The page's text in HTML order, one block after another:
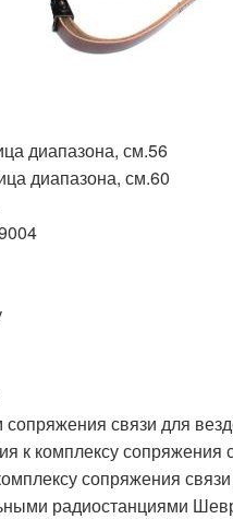
диапазона, см.56
диапазона, см.60
связи для
к комплексу
сопряжения
радиостанциями